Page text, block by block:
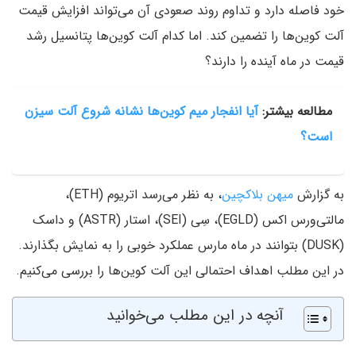
خود فاصله دارد و تداوم روند صعودی آن می‌تواند افزایش قیمت
آلت کوین‌ها را تضمین کند. اما کدام آلت کوین‌ها پتانسیل رشد
قیمت در ماه آینده را دارند؟
مطالعه بیشتر:آیا انفجار میم کوین‌ها نشانه شروع آلت سیزن
است؟
به گزارش میهن بلاکچین
، به نظر می‌رسد اتریوم (ETH)،
مالتی‌ورس اکس (EGLD)، سِی (SEI)، استار (ASTR) و داسک
(DUSK) بتوانند در ماه مارس عملکرد خوبی را به نمایش بگذارند.
در این مطلب اهداف احتمالی این آلت کوین‌ها را بررسی می‌کنیم.
آنچه در این مطلب می‌خوانید